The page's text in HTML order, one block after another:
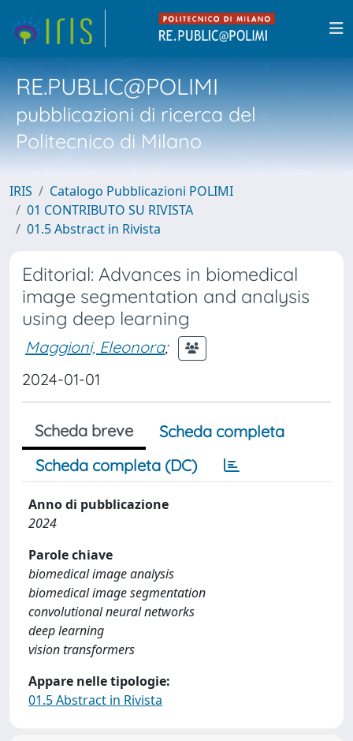
RE.PUBLIC@POLIMI
pubblicazioni di ricerca del
Politecnico di Milano
IRIS
Catalogo Pubblicazioni POLIMI
01 CONTRIBUTO SU RIVISTA
01.5 Abstract in Rivista
Editorial: Advances in biomedical
image segmentation and analysis
using deep learning
Maggioni, Eleonora;
2024-01-01
Scheda breve
Scheda completa
Scheda completa (DC)
Anno di pubblicazione
2024
Parole chiave
biomedical image analysis
biomedical image segmentation
convolutional neural networks
deep learning
vision transformers
Appare nelle tipologie:
01.5 Abstract in Rivista